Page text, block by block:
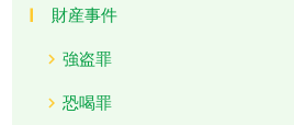
財産事件
強盗罪
恐喝罪